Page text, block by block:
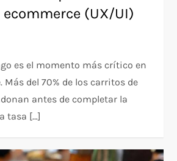
(UX/UI)
es el momento más crítico en
del 70% de los carritos de
antes de completar la
tasa […]